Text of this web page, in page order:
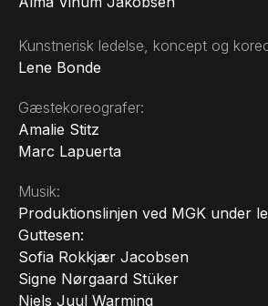
Kunstnerisk ledelse, koncept og
Lene Bonde
Gæstekoreografer:
Amalie Stitz
Marc Lapuerta
Musik:
Produktionslinjen ved MGK under
Guttesen:
Sofia Rokkjær Jacobsen
Signe Nørgaard Stüker
Niels Juul Warming